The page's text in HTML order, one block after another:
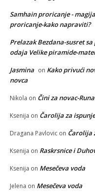
Samhain proricanje -
proricanje-kako napraviti?
Prelazak Bezdana-susret
odaja Velike piramide-
Jasmina on Kako privući
novca
Nikola on Čini za novac-
Ksenija on Čarolija za
Dragana Pavlovic on Čarolija
Ksenija on Raskrsnice i
Ksenija on Mesečeva voda
Jelena on Mesečeva voda